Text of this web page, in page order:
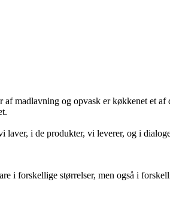
madlavning og opvask er køkkenet et
i de produkter, vi leverer, og i
i forskellige størrelser, men også i